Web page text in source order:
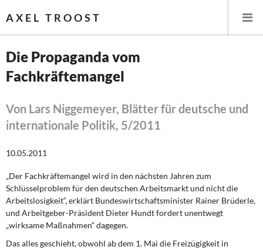
AXEL TROOST
Startseite
Themen
Steuer- und Finanzpolitik
Öffentliche Infrastruktur und Daseinsvorsorge
Eurokrise und Griechenland
Die Propaganda vom
Fachkräftemangel
Von Lars Niggemeyer, Blätter für deutsche und
internationale Politik, 5/2011
10.05.2011
„Der Fachkräftemangel wird in den nächsten Jahren zum
Schlüsselproblem für den deutschen Arbeitsmarkt und nicht die
Arbeitslosigkeit“, erklärt Bundeswirtschaftsminister Rainer Brüderle,
und Arbeitgeber-Präsident Dieter Hundt fordert unentwegt
„wirksame Maßnahmen“ dagegen.
Das alles geschieht, obwohl ab dem 1. Mai die Freizügigkeit in